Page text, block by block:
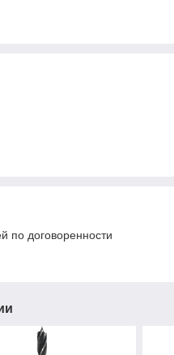
по договоренности